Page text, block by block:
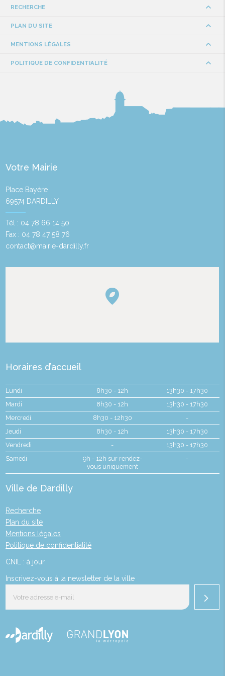
RECHERCHE
PLAN DU SITE
MENTIONS LÉGALES
POLITIQUE DE CONFIDENTIALITÉ
Votre Mairie
Place Bayère
69574 DARDILLY
Tél : 04 78 66 14 50
Fax : 04 78 47 58 76
contact@mairie-dardilly.fr
Horaires d’accueil
Lundi 8h30 - 12h
13h30 - 17h30
Mardi
8h30 - 12h
13h30 - 17h30
Mercredi
8h30 - 12h30
-
Jeudi
8h30 - 12h
13h30 - 17h30
Vendredi
-
13h30 - 17h30
Samedi
9h - 12h sur rendez-
vous uniquement
-
Ville de Dardilly
Recherche
Plan du site
Mentions légales
Politique de confidentialité
CNIL : à jour
Inscrivez-vous à la newsletter de la ville